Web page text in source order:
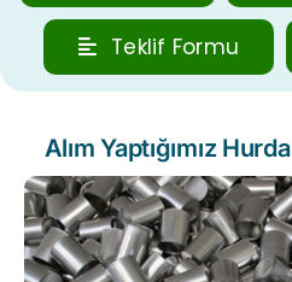
Teklif Formu
Alım Yaptığımız